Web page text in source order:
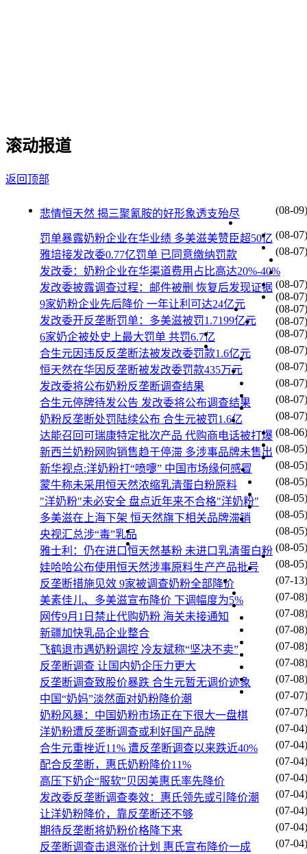
滚动报道
返回顶部
悲情恒天然 揭三聚氰胺的好形象透支殆尽 (08-09)
罚单暴露奶粉企业在华业绩 多美滋美赞臣超50亿 (08-07)
雅培接发改委0.77亿罚单 已同意缴纳罚款
(08-07)
发改委：奶粉企业在华渠道费用占比高达20%-40%
(08-07)
发改委披露调查过程：邮件被删 恢复后发现证据
(08-07)
9家奶粉企业先后降价 一年让利可达24亿元
(08-07)
发改委开反垄断罚单：多美滋被罚1.7199亿元
(08-07)
6家奶企被处史上最大罚单 共罚6.7亿
(08-07)
合生元因违反反垄断法被发改委罚款1.6亿元
(08-07)
恒天然在华因反垄断被发改委罚款435万元
(08-07)
发改委将公布奶粉反垄断调查结果
(08-07)
合生元停牌待发公告 发改委将公布调查结果
(08-07)
奶粉反垄断处罚陆续公布 合生元被罚1.6亿
(08-07)
达能召回可瑞康特定批次产品 代购商电话被打爆 (08-06)
新西兰奶粉网购销售趋于停滞 多涉事品牌未售出 (08-05)
新华视点:洋奶粉打“喷嚏” 中国市场缘何感冒
(08-05)
蒙牛称未采用恒天然浓缩乳清蛋白粉原料
(08-05)
"洋奶粉"未必安全 盘点近年来不合格"洋奶粉"
(08-05)
多美滋在上海下架 恒天然旗下相关品牌滞销
(08-05)
央视汇总涉“毒”乳品
(08-05)
雅士利：仍在进口恒天然基粉 未进口乳清蛋白粉 (08-05)
娃哈哈公布使用恒天然涉事原料生产产品批号
(08-05)
反垄断措施见效 9家被调查奶粉全部降价
(07-13)
美素佳儿、多美滋宣布降价 下调幅度为5%
(07-08)
网传9月1日禁止代购奶粉 海关未接通知
(07-08)
新疆加快乳品企业整合
(07-08)
飞鹤退市遇奶粉调控 冷友斌称“坚决不卖”
(07-08)
反垄断调查 让国内奶企压力更大
(07-08)
反垄断调查致股价暴跌 合生元暂无调价迹象
(07-08)
中国“奶妈”淡然面对奶粉降价潮
(07-07)
奶粉风暴：中国奶粉市场正在下很大一盘棋
(07-07)
洋奶粉遭反垄断调查或利好国产品牌
(07-04)
合生元重挫近11% 遭反垄断调查以来跌近40%
(07-04)
配合反垄断，惠氏奶粉降价11%
(07-04)
高压下奶企“服软”贝因美惠氏率先降价
(07-04)
发改委反垄断调查奏效：惠氏领先或引降价潮
(07-04)
让洋奶粉降价，靠反垄断还不够
(07-04)
期待反垄断将奶粉价格降下来
(07-04)
反垄断调查击退涨价计划 惠氏宣布降价一成
(07-04)